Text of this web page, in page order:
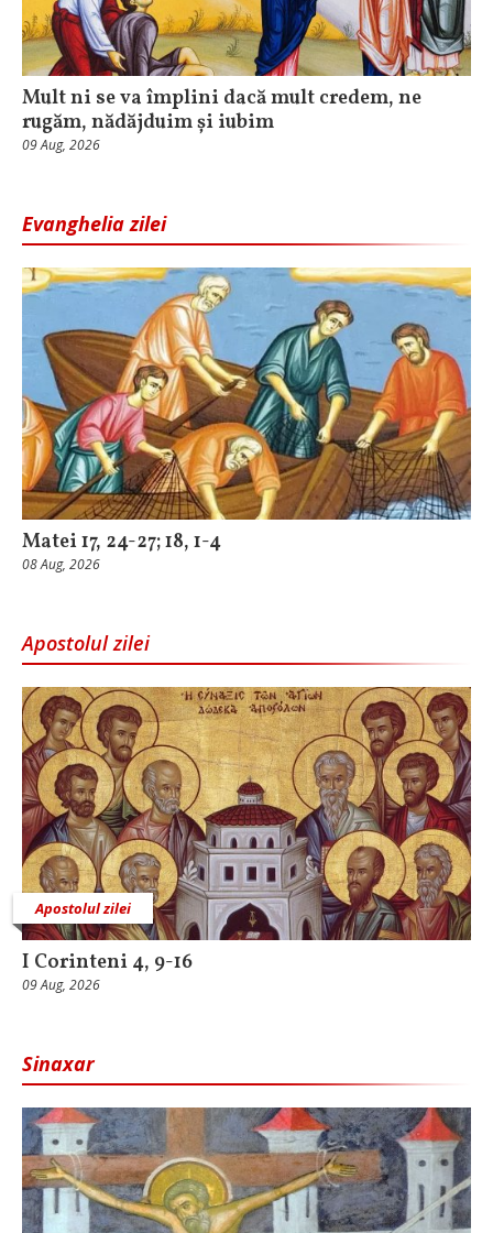
Mult ni se va împlini dacă mult credem, ne
rugăm, nădăjduim și iubim
09 Aug, 2026
Evanghelia zilei
Matei 17, 24-27; 18, 1-4
08 Aug, 2026
Apostolul zilei
Apostolul zilei
I Corinteni 4, 9-16
09 Aug, 2026
Sinaxar